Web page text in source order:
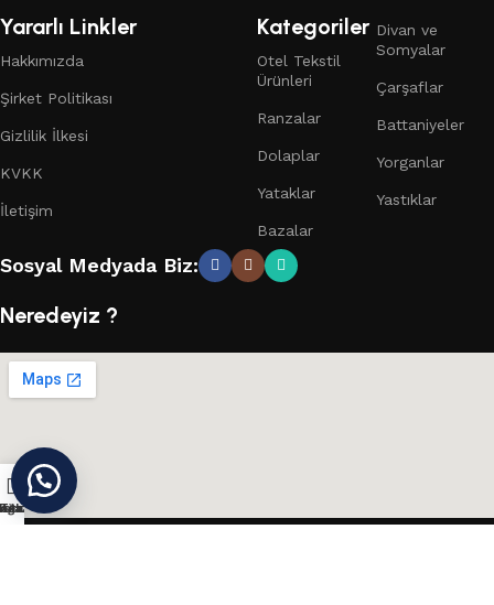
Yararlı Linkler
Hakkımızda
Şirket Politikası
Gizlilik İlkesi
KVKK
İletişim
Kategoriler
Otel Tekstil
Ürünleri
Ranzalar
Dolaplar
Yataklar
Bazalar
Divan ve
Somyalar
Çarşaflar
Battaniyeler
Yorganlar
Yastıklar
Sosyal Medyada Biz:
Neredeyiz ?
Teklif Al